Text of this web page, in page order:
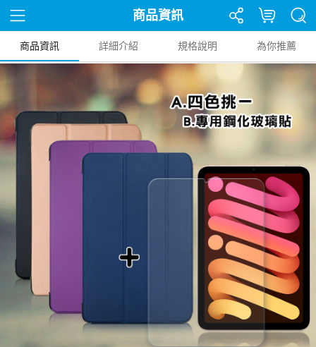
商品資訊
商品資訊 詳細介紹 規格說明 為你推薦